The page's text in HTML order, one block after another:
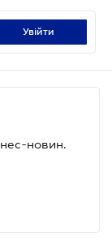
увійти
новин.